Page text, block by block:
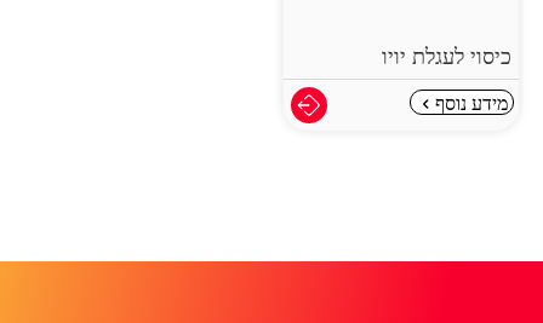
כיסוי לעגלת יויו
מידע נוסף